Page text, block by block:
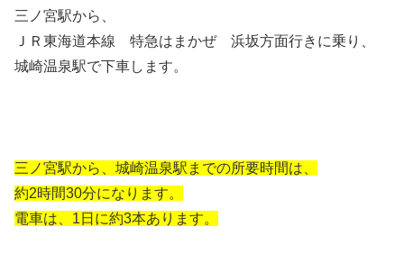
三ノ宮駅から、
ＪＲ東海道本線 特急はまかぜ 浜坂方面行きに乗り、
城崎温泉駅で下車します。
三ノ宮駅から、城崎温泉駅までの所要時間は、
約2時間30分になります。
電車は、1日に約3本あります。